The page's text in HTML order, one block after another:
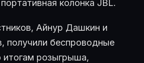
колонка JBL.
Айнур Дашкин и
получили беспроводные
итогам розыгрыша,